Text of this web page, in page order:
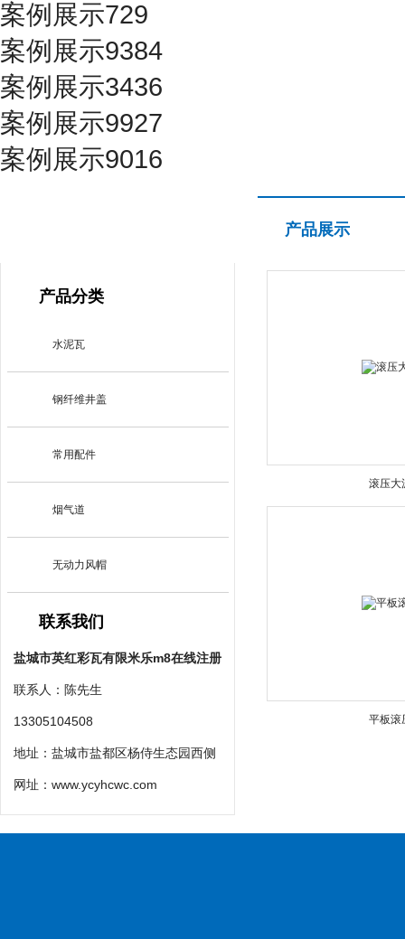
案例展示729
案例展示9384
案例展示3436
案例展示9927
案例展示9016
产品分类
水泥瓦
钢纤维井盖
常用配件
烟气道
无动力风帽
联系我们
盐城市英红彩瓦有限米乐m8在线注册
联系人：陈先生
13305104508
地址：盐城市盐都区杨侍生态园西侧
网址： www.ycyhcwc.com
产品展示
滚压大
平板滚